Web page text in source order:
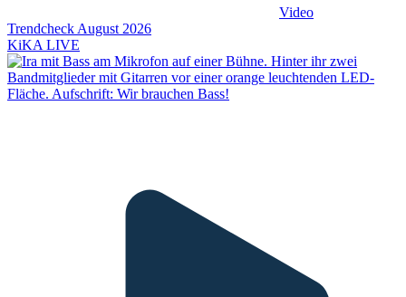
Video
Trendcheck August 2026
KiKA LIVE